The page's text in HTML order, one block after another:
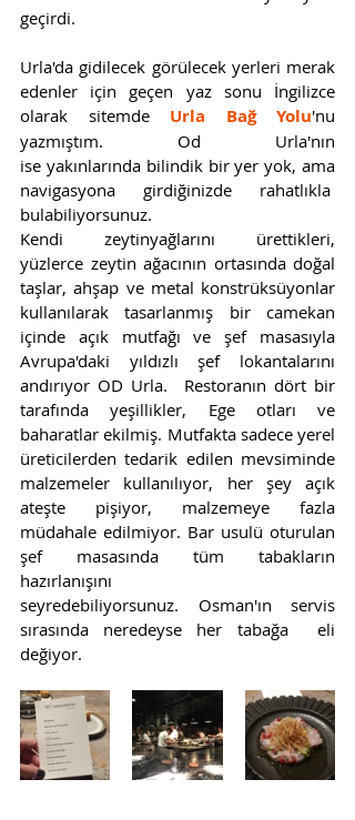
geçirdi.
Urla'da gidilecek görülecek yerleri merak
edenler için geçen yaz sonu İngilizce
olarak sitemde Urla Bağ Yolu'nu
yazmıştım. Od Urla'nın
ise yakınlarında bilindik bir yer yok, ama
navigasyona girdiğinizde rahatlıkla
bulabiliyorsunuz.
Kendi zeytinyağlarını ürettikleri,
yüzlerce zeytin ağacının ortasında doğal
taşlar, ahşap ve metal konstrüksüyonlar
kullanılarak tasarlanmış bir camekan
içinde açık mutfağı ve şef masasıyla
Avrupa'daki yıldızlı şef lokantalarını
andırıyor OD Urla.  Restoranın dört bir
tarafında yeşillikler, Ege otları ve
baharatlar ekilmiş. Mutfakta sadece yerel
üreticilerden tedarik edilen mevsiminde
malzemeler kullanılıyor, her şey açık
ateşte pişiyor, malzemeye fazla
müdahale edilmiyor. Bar usulü oturulan
şef masasında tüm tabakların
hazırlanışını
seyredebiliyorsunuz. Osman'ın servis
sırasında neredeyse her tabağa  eli
değiyor.